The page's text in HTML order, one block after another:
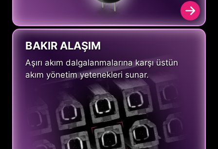
BAKIR ALAŞIM
Aşırı akım dalgalanmalarına karşı üstün
akım yönetim yetenekleri sunar.